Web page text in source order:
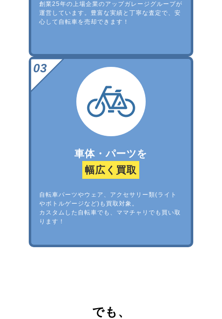
創業25年の上場企業のアップガレージグループが
運営しています。豊富な実績と丁寧な査定で、安
心して自転車を売却できます！
車体・パーツを
幅広く買取
自転車パーツやウェア、アクセサリー類(ライト
やボトルゲージなど)も買取対象。
カスタムした自転車でも、ママチャリでも買い取
ります！
でも、